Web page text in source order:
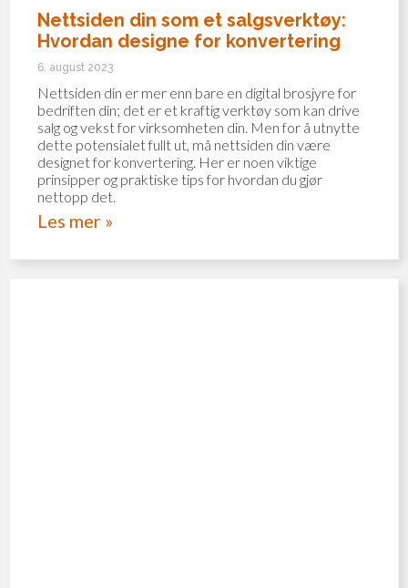
Nettsiden din som et salgsverktøy:
Hvordan designe for konvertering
6. august 2023
Nettsiden din er mer enn bare en digital brosjyre for
bedriften din; det er et kraftig verktøy som kan drive
salg og vekst for virksomheten din. Men for å utnytte
dette potensialet fullt ut, må nettsiden din være
designet for konvertering. Her er noen viktige
prinsipper og praktiske tips for hvordan du gjør
nettopp det.
Les mer »